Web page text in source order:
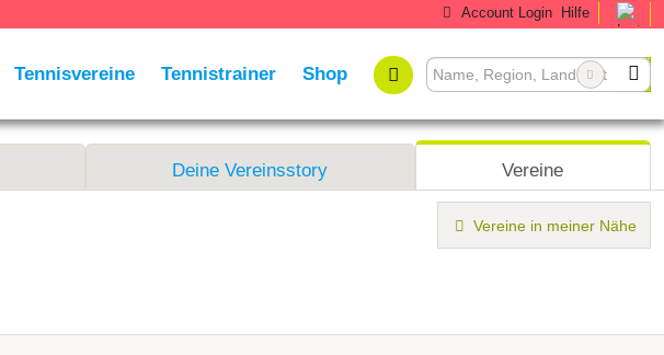
Account Login Hilfe
Tennisvereine Tennistrainer Shop
Deine Vereinsstory Vereine
Vereine in meiner Nähe